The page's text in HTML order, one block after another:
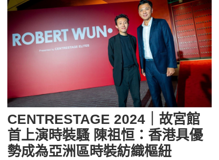
CENTRESTAGE 2024｜故宮館
首上演時裝騷 陳祖恒：香港具優
勢成為亞洲區時裝紡織樞紐